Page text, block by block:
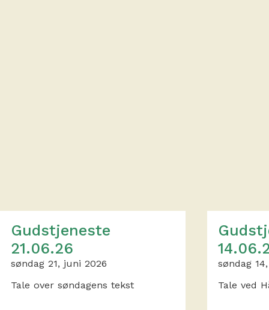
Gudstjeneste
21.06.26
søndag 21, juni 2026
Tale over søndagens tekst
søndag
Tale ved